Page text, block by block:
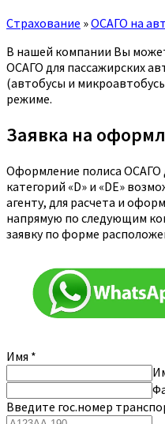
Страхование »ОСАГО на
В нашей компании Вы
ОСАГО для пассажирских
(автобусы и
режиме.
Заявка на
Оформление полиса ОСАГО
категорий «D» и «DE»
агенту, для расчета и
напрямую по следующим
заявку по форме
Имя *
Введите гос.номер